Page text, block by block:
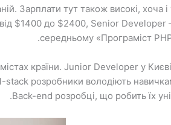
Зарплати тут також високі, хоча
$1400 до $2400, Senior
середньому «Програміст
країни. Junior Developer у
розробники володіють
Back-end розробці, що робить їх